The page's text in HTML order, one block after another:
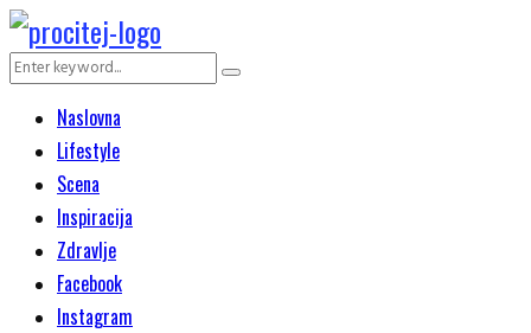
Search
Search
Naslovna
Lifestyle
Scena
Inspiracija
Zdravlje
Facebook
Instagram